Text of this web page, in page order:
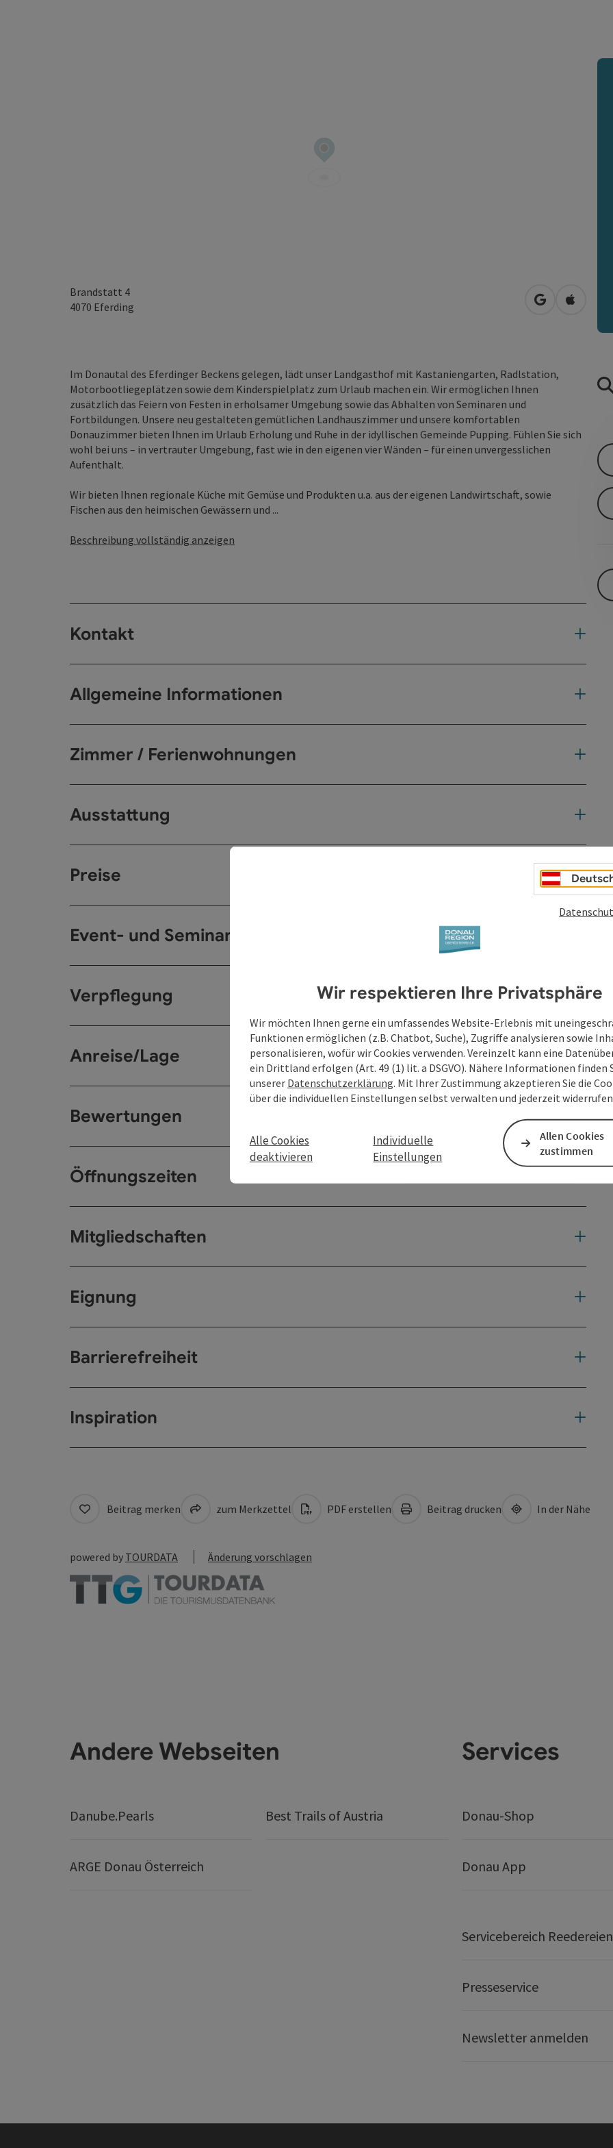
Brandstatt 4
4070 Eferding in Google
in
Im Donautal des Eferdinger Beckens gelegen, lädt unser Landgasthof mit Kastaniengarten, Radlstation,
Motorbootliegeplätzen sowie dem Kinderspielplatz zum Urlaub machen ein. Wir ermöglichen Ihnen
zusätzlich das Feiern von Festen in erholsamer Umgebung sowie das Abhalten von Seminaren und
Fortbildungen. Unsere neu gestalteten gemütlichen Landhauszimmer und unsere komfortablen
Donauzimmer bieten Ihnen im Urlaub Erholung und Ruhe in der idyllischen Gemeinde Pupping. Fühlen Sie sich
wohl bei uns – in vertrauter Umgebung, fast wie in den eigenen vier Wänden – für einen unvergesslichen
Aufenthalt.
Wir bieten Ihnen regionale Küche mit Gemüse und Produkten u.a. aus der eigenen Landwirtschaft, sowie
Fischen aus den heimischen Gewässern und ...
Beschreibung vollständig anzeigen
Kontakt
Allgemeine Informationen
Zimmer / Ferienwohnungen
Ausstattung
Preise
Event- und Seminarräume
Verpflegung
Anreise/Lage
Bewertungen
Öffnungszeiten
Mitgliedschaften
Eignung
Barrierefreiheit
Inspiration
Beitrag merken zum Merkzettel PDF erstellen Beitrag drucken In der Nähe
powered by TOURDATA Änderung vorschlagen
Andere Webseiten
Danube.Pearls Best Trails of Austria
ARGE Donau Österreich
Services
Donau-Shop
Donau App
Servicebereich Reedereien
Presseservice
Newsletter anmelden
Wir respektieren Ihre Privatsphäre
Wir möchten Ihnen gerne ein umfassendes Website-Erlebnis mit
Funktionen ermöglichen (z.B. Chatbot, Suche), Zugriffe analysieren sowie
personalisieren, wofür wir Cookies verwenden. Vereinzelt kann eine
ein Drittland erfolgen (Art. 49 (1) lit. a DSGVO). Nähere Informationen finden
unserer Datenschutzerklärung. Mit Ihrer Zustimmung akzeptieren Sie die
über die individuellen Einstellungen selbst verwalten und jederzeit
Alle Cookies
deaktivieren
Individuelle
Einstellungen
Allen Cookies
zustimmen